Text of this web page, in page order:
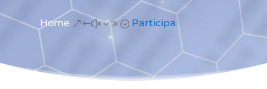
Home &#x39; Participa